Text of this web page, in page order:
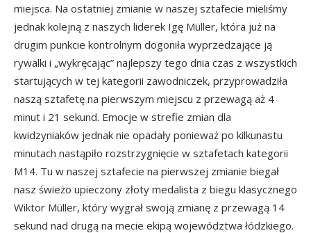
miejsca. Na ostatniej zmianie w naszej sztafecie mieliśmy
jednak kolejną z naszych liderek Igę Müller, która już na
drugim punkcie kontrolnym dogoniła wyprzedzające ją
rywalki i „wykręcając” najlepszy tego dnia czas z wszystkich
startujących w tej kategorii zawodniczek, przyprowadziła
naszą sztafetę na pierwszym miejscu z przewagą aż 4
minut i 21 sekund. Emocje w strefie zmian dla
kwidzyniaków jednak nie opadały ponieważ po kilkunastu
minutach nastąpiło rozstrzygnięcie w sztafetach kategorii
M14. Tu w naszej sztafecie na pierwszej zmianie biegał
nasz świeżo upieczony złoty medalista z biegu klasycznego
Wiktor Müller, który wygrał swoją zmianę z przewagą 14
sekund nad drugą na mecie ekipą województwa łódzkiego.